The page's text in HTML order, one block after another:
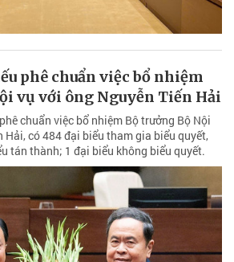
phê chuẩn việc bổ nhiệm
vụ với ông Nguyễn Tiến Hải
chuẩn việc bổ nhiệm Bộ trưởng Bộ Nội
Hải, có 484 đại biểu tham gia biểu quyết,
tán thành; 1 đại biểu không biểu quyết.